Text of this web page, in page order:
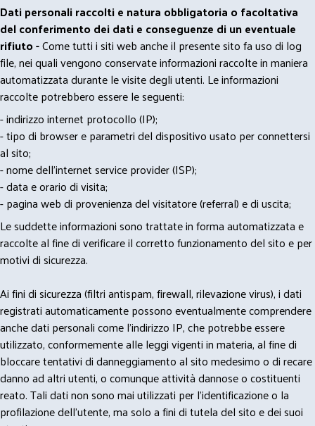
Dati personali raccolti e natura obbligatoria o facoltativa
del conferimento dei dati e conseguenze di un eventuale
rifiuto -Come tutti i siti web anche il presente sito fa uso di log
file, nei quali vengono conservate informazioni raccolte in maniera
automatizzata durante le visite degli utenti. Le informazioni
raccolte potrebbero essere le seguenti:
- indirizzo internet protocollo (IP);
- tipo di browser e parametri del dispositivo usato per connettersi
al sito;
- nome dell'internet service provider (ISP);
- data e orario di visita;
- pagina web di provenienza del visitatore (referral) e di uscita;
Le suddette informazioni sono trattate in forma automatizzata e
raccolte al fine di verificare il corretto funzionamento del sito e per
motivi di sicurezza.
Ai fini di sicurezza (filtri antispam, firewall, rilevazione virus), i dati
registrati automaticamente possono eventualmente comprendere
anche dati personali come l'indirizzo IP, che potrebbe essere
utilizzato, conformemente alle leggi vigenti in materia, al fine di
bloccare tentativi di danneggiamento al sito medesimo o di recare
danno ad altri utenti, o comunque attività dannose o costituenti
reato. Tali dati non sono mai utilizzati per l'identificazione o la
profilazione dell'utente, ma solo a fini di tutela del sito e dei suoi